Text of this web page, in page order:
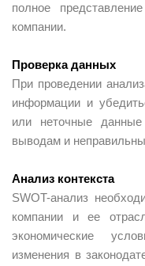
полное
компании.
Проверка данных
При проведении
информации и
или неточные
выводам и
Анализ контекста
SWOT-анализ
компании и ее
экономические
изменения в